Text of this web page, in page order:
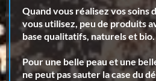
Quand vous réalisez vos soins
vous utilisez, peu de produits
base qualitatifs, naturels et bio.
Pour une belle peau et une
ne peut pas sauter la case du